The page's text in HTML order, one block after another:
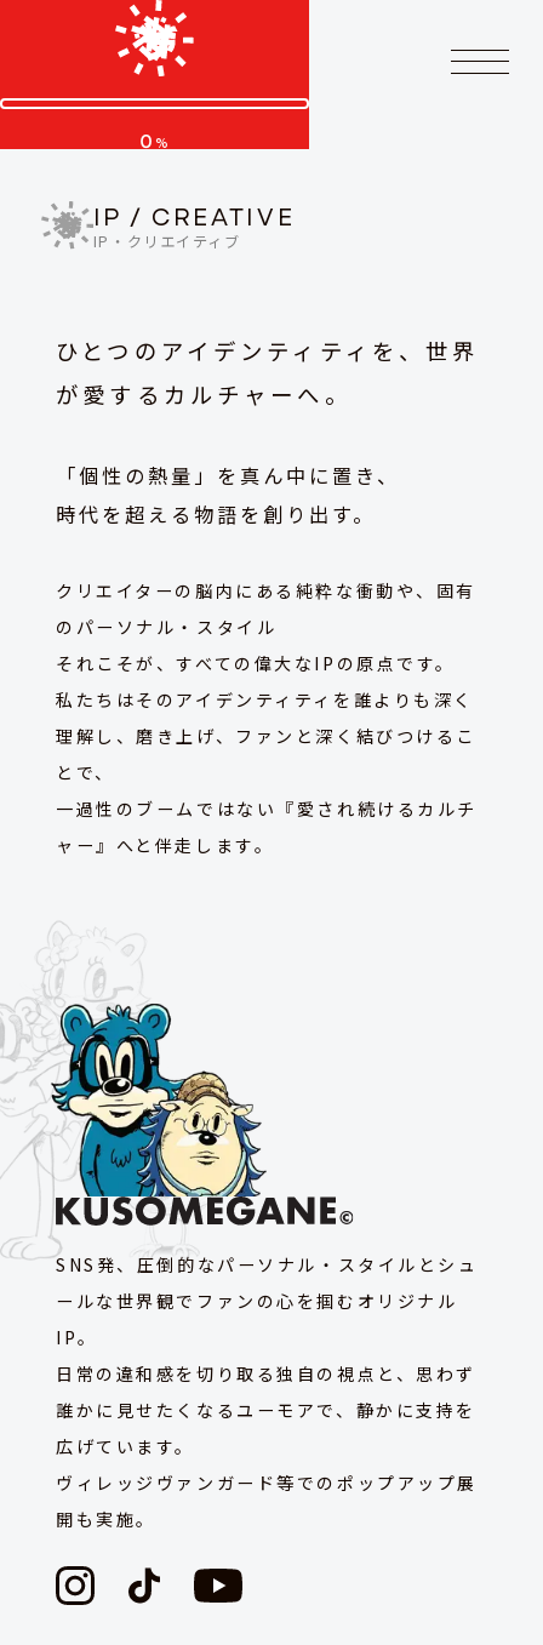
0 %
IP / CREATIVE
IP・クリエイティブ
ひとつのアイデンティティを、世界
が愛するカルチャーへ。
「個性の熱量」を真ん中に置き、
時代を超える物語を創り出す。
クリエイターの脳内にある純粋な衝動や、固有
のパーソナル・スタイル ―――
それこそが、すべての偉大なIPの原点です。
私たちはそのアイデンティティを誰よりも深く
理解し、磨き上げ、ファンと深く結びつけるこ
とで、
一過性のブームではない『愛され続けるカルチ
ャー』へと伴走します。
SNS発、圧倒的なパーソナル・スタイルとシュ
ールな世界観でファンの心を掴むオリジナル
IP。
日常の違和感を切り取る独自の視点と、思わず
誰かに見せたくなるユーモアで、静かに支持を
広げています。
ヴィレッジヴァンガード等でのポップアップ展
開も実施。